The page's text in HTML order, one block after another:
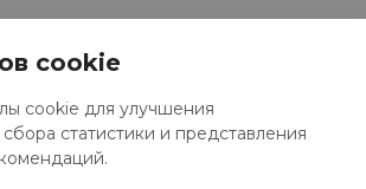
cookie
cookie для улучшения
статистики и представления